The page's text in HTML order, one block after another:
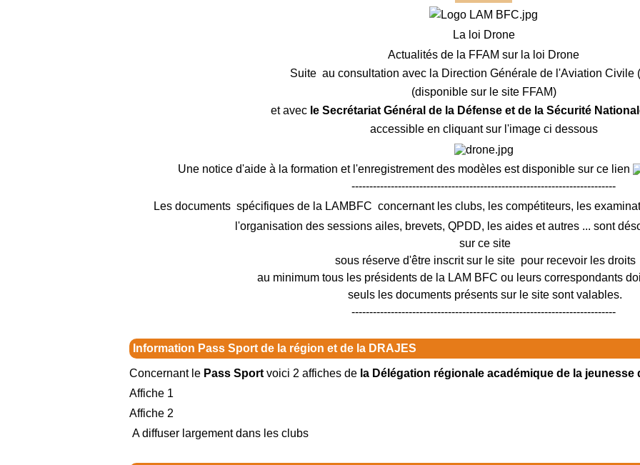
La loi Drone
Actualités de la FFAM sur la loi Drone
Suite au consultation avec la Direction Générale de l'Aviation Civile
(disponible sur le site FFAM)
et avec le Secrétariat Général de la Défense et de la Sécurité
accessible en cliquant sur l'image ci dessous
Une notice d'aide à la formation et l'enregistrement des modèles est disponible sur ce lien
--------------------------------------------------------------------------
Les documents spécifiques de la LAMBFC concernant les clubs, les compétiteurs, les
l'organisation des sessions ailes, brevets, QPDD, les aides et autres ... sont
sur ce site
sous réserve d'être inscrit sur le site pour recevoir les droits
au minimum tous les présidents de la LAM BFC ou leurs correspondants
seuls les documents présents sur le site sont valables.
--------------------------------------------------------------------------
Information Pass Sport de la région et de la DRAJES
Concernant lePass Sportvoici 2 affiches dela Délégation régionale académique de la jeunesse
Affiche 1
Affiche 2
A diffuser largement dans les clubs